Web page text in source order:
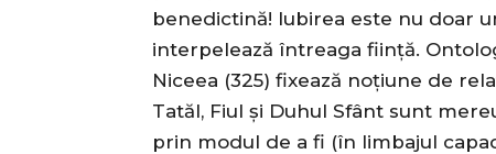
benedictină! Iubirea este nu doar
interpelează întreaga ființă.
Niceea (325) fixează noțiune de
Tatăl, Fiul și Duhul Sfânt sunt
prin modul de a fi (în limbajul